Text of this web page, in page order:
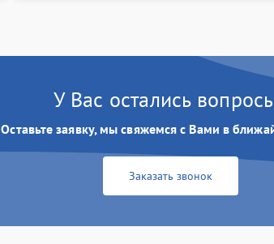
У Вас остались
Оставьте заявку, мы свяжемся с Вами в
Заказать звонок